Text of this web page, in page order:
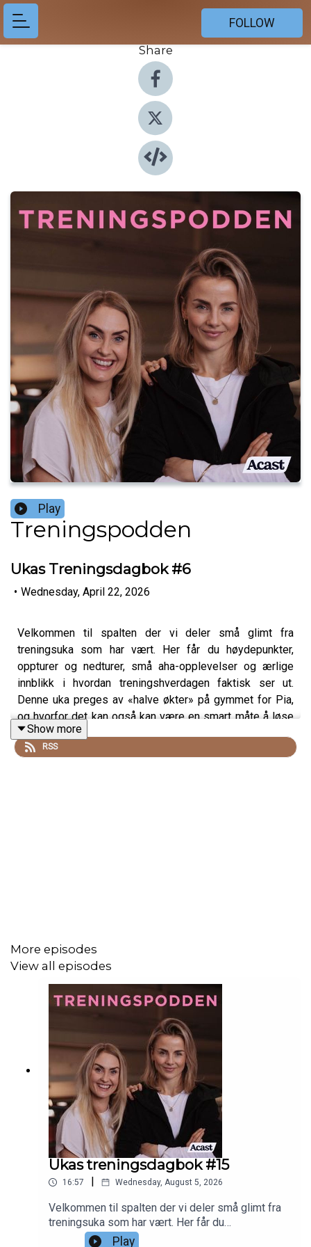
FOLLOW
Share
Play
Treningspodden
Ukas Treningsdagbok #6
• Wednesday, April 22, 2026
Velkommen til spalten der vi deler små glimt fra
treningsuka som har vært. Her får du høydepunkter,
oppturer og nedturer, små aha-opplevelser og ærlige
innblikk i hvordan treningshverdagen faktisk ser ut.
Denne uka preges av «halve økter» på gymmet for Pia,
og hvorfor det kan også kan være en smart måte å løse
styrketrening på. Silje derimot har hatt tidenes
aktivitetsdag, etterfulgt av gruppetrenings-bonanza.
Show more
RSS
More episodes
View all episodes
Ukas treningsdagbok #15
16:57 Wednesday, August 5, 2026
Velkommen til spalten der vi deler små glimt fra
treningsuka som har vært. Her får du
høydepunkter, oppturer og nedturer, små aha-
Play